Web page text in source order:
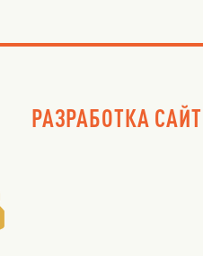
РАЗРАБОТКА